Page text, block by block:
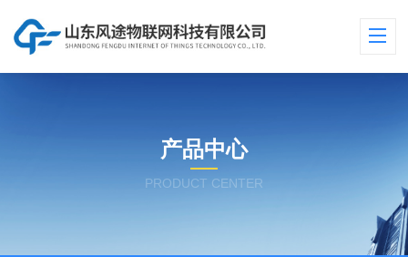
产品中心
PRODUCT CENTER